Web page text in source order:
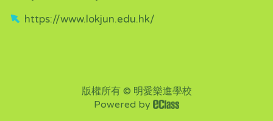
https://www.lokjun.edu.hk/
版權所有 © 明愛樂進學校
Powered by